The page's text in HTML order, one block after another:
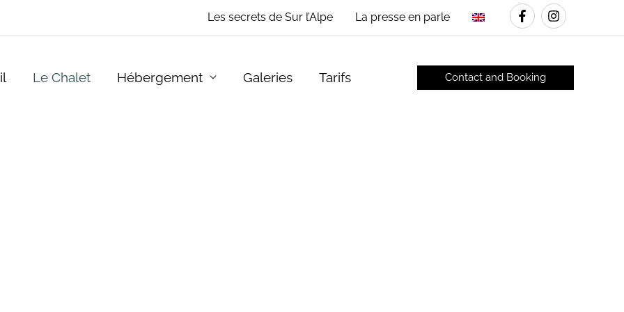
Les secrets de Sur l’Alpe La presse en parle
Le Chalet Hébergement Galeries Tarifs Contact and Booking